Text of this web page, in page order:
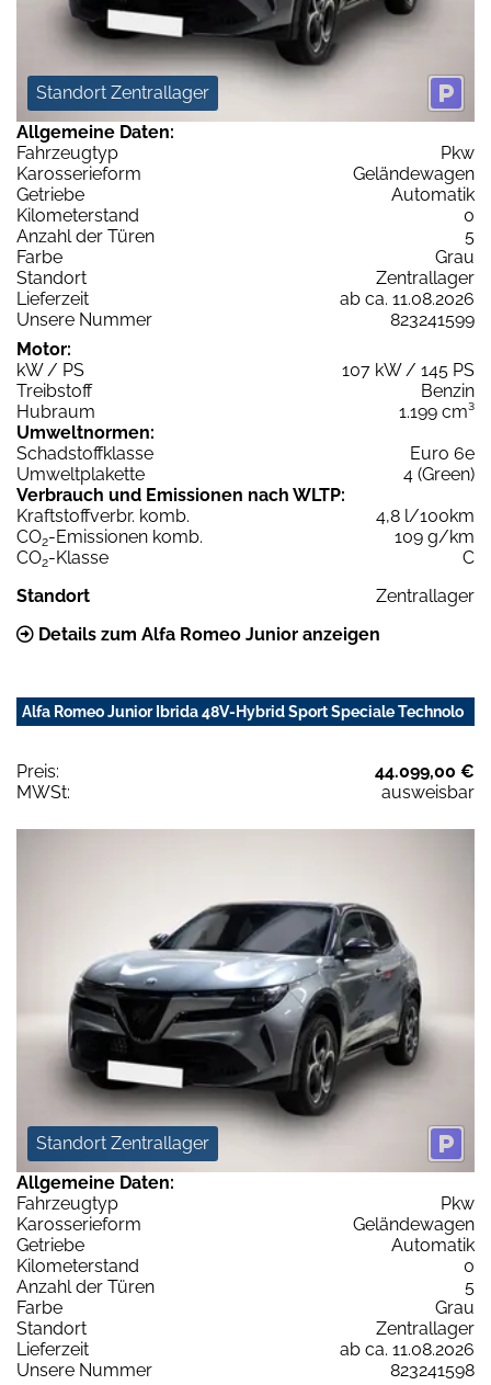
Standort Zentrallager
Allgemeine Daten:
Fahrzeugtyp
Pkw
Karosserieform
Geländewagen
Getriebe
Automatik
Kilometerstand
0
Anzahl der Türen
5
Farbe
Grau
Standort
Zentrallager
Lieferzeit
ab ca. 11.08.2026
Unsere Nummer
823241599
Motor:
kW / PS
107 kW / 145 PS
Treibstoff
Benzin
Hubraum
1.199 cm³
Umweltnormen:
Schadstoffklasse
Euro 6e
Umweltplakette
4 (Green)
Verbrauch und Emissionen nach WLTP:
Kraftstoffverbr. komb.
4,8 l/100km
CO2-Emissionen komb.
109 g/km
CO2-Klasse
C
Standort
Zentrallager
Details zum Alfa Romeo Junior anzeigen
Alfa Romeo Junior Ibrida 48V-Hybrid Sport Speciale Technolo
Preis:
44.099,00 €
MWSt:
ausweisbar
Standort Zentrallager
Allgemeine Daten:
Fahrzeugtyp
Pkw
Karosserieform
Geländewagen
Getriebe
Automatik
Kilometerstand
0
Anzahl der Türen
5
Farbe
Grau
Standort
Zentrallager
Lieferzeit
ab ca. 11.08.2026
Unsere Nummer
823241598